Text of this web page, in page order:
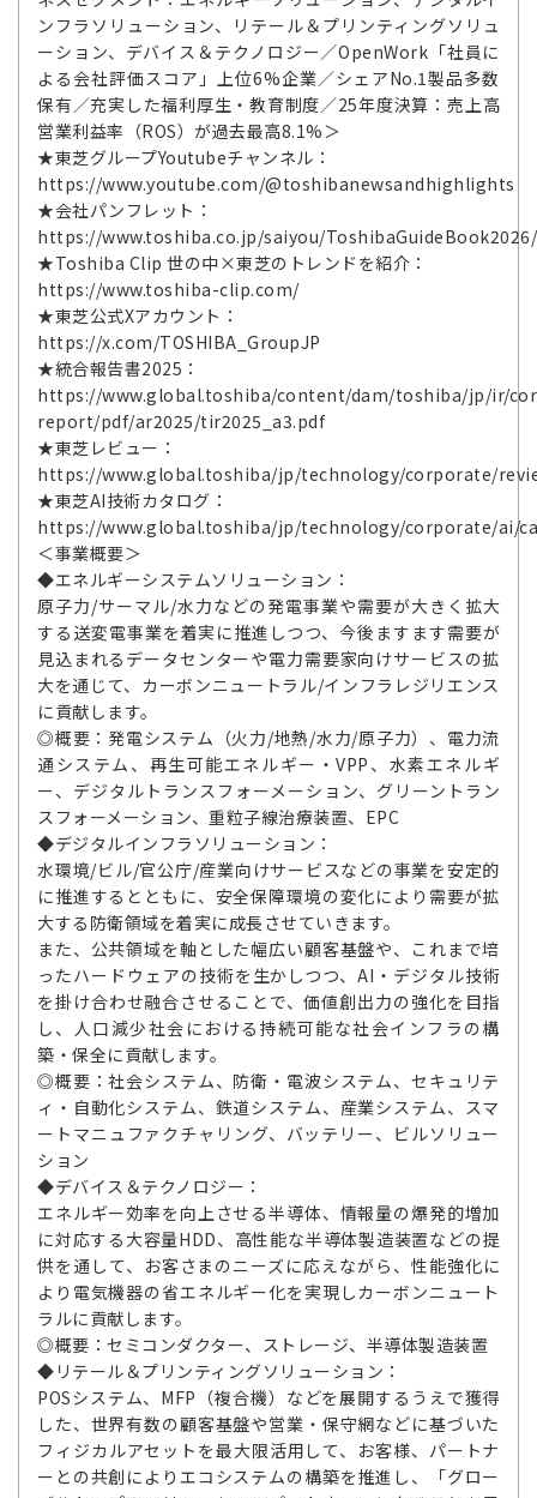
ンフラソリューション、リテール＆プリンティングソリュ
ーション、デバイス＆テクノロジー／OpenWork「社員に
よる会社評価スコア」上位6%企業／シェアNo.1製品多数
保有／充実した福利厚生・教育制度／25年度決算：売上高
営業利益率（ROS）が過去最高8.1%＞
★東芝グループYoutubeチャンネル：
https://www.youtube.com/@toshibanewsandhighlights
★会社パンフレット：
https://www.toshiba.co.jp/saiyou/
★Toshiba Clip 世の中×東芝のトレンドを紹介：
https://www.toshiba-clip.com/
★東芝公式Xアカウント：
https://x.com/TOSHIBA_GroupJP
★統合報告書2025：
https://www.global.toshiba/content/dam/toshiba/jp/ir/
report/pdf/ar2025/tir2025_a3.pdf
★東芝レビュー：
https://www.global.toshiba/jp/technology/corporate/
★東芝AI技術カタログ：
https://www.global.toshiba/jp/technology/corporate/ai/
＜事業概要＞
◆エネルギーシステムソリューション：
原子力/サーマル/水力などの発電事業や需要が大きく拡大
する送変電事業を着実に推進しつつ、今後ますます需要が
見込まれるデータセンターや電力需要家向けサービスの拡
大を通じて、カーボンニュートラル/インフラレジリエンス
に貢献します。
◎概要：発電システム（火力/地熱/水力/原子力）、電力流
通システム、再生可能エネルギー・VPP、水素エネルギ
ー、デジタルトランスフォーメーション、グリーントラン
スフォーメーション、重粒子線治療装置、EPC
◆デジタルインフラソリューション：
水環境/ビル/官公庁/産業向けサービスなどの事業を安定的
に推進するとともに、安全保障環境の変化により需要が拡
大する防衛領域を着実に成長させていきます。
また、公共領域を軸とした幅広い顧客基盤や、これまで培
ったハードウェアの技術を生かしつつ、AI・デジタル技術
を掛け合わせ融合させることで、価値創出力の強化を目指
し、人口減少社会における持続可能な社会インフラの構
築・保全に貢献します。
◎概要：社会システム、防衛・電波システム、セキュリテ
ィ・自動化システム、鉄道システム、産業システム、スマ
ートマニュファクチャリング、バッテリー、ビルソリュー
ション
◆デバイス＆テクノロジー：
エネルギー効率を向上させる半導体、情報量の爆発的増加
に対応する大容量HDD、高性能な半導体製造装置などの提
供を通して、お客さまのニーズに応えながら、性能強化に
より電気機器の省エネルギー化を実現しカーボンニュート
ラルに貢献します。
◎概要：セミコンダクター、ストレージ、半導体製造装置
◆リテール＆プリンティングソリューション：
POSシステム、MFP（複合機）などを展開するうえで獲得
した、世界有数の顧客基盤や営業・保守網などに基づいた
フィジカルアセットを最大限活用して、お客様、パートナ
ーとの共創によりエコシステムの構築を推進し、「グロー